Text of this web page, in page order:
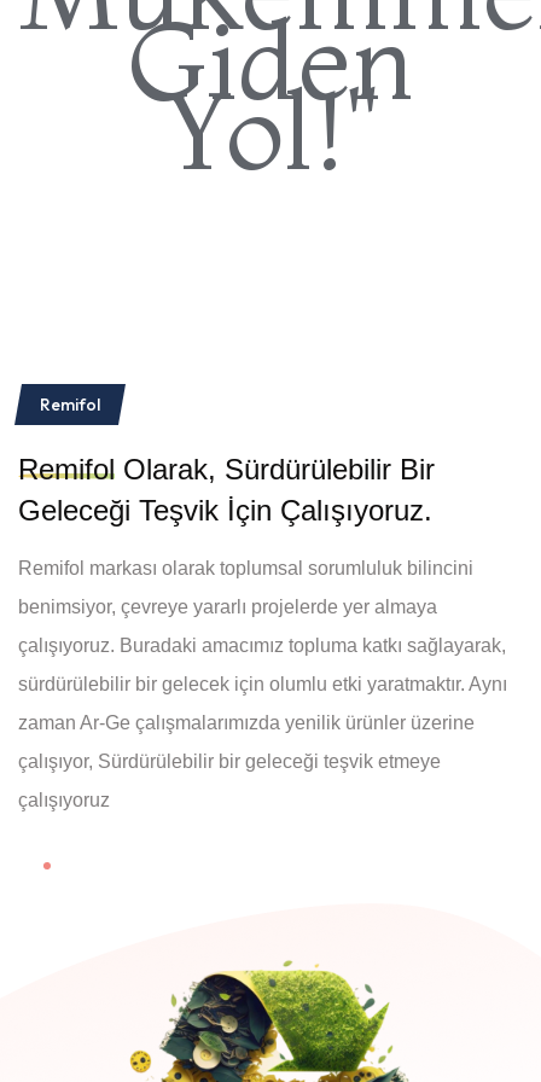
Giden
Yol!"
Remifol
Remifol Olarak, Sürdürülebilir Bir
Geleceği Teşvik İçin Çalışıyoruz.
Remifol markası olarak toplumsal sorumluluk bilincini
benimsiyor, çevreye yararlı projelerde yer almaya
çalışıyoruz. Buradaki amacımız topluma katkı sağlayarak,
sürdürülebilir bir gelecek için olumlu etki yaratmaktır. Aynı
zaman Ar-Ge çalışmalarımızda yenilik ürünler üzerine
çalışıyor, Sürdürülebilir bir geleceği teşvik etmeye
çalışıyoruz